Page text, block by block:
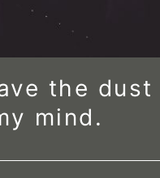
the dust
mind.